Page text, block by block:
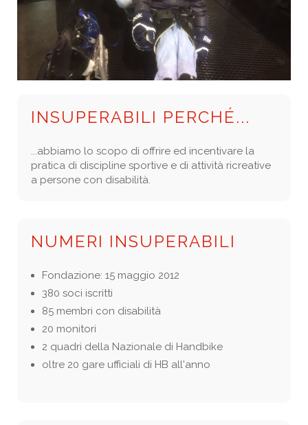
INSUPERABILI PERCHÉ...
...abbiamo lo scopo di offrire ed incentivare la
pratica di discipline sportive e di attività ricreative
a persone con disabilità.
NUMERI INSUPERABILI
Fondazione: 15 maggio 2012
380 soci iscritti
85 membri con disabilità
20 monitori
2 quadri della Nazionale di Handbike
oltre 20 gare ufficiali di HB all'anno